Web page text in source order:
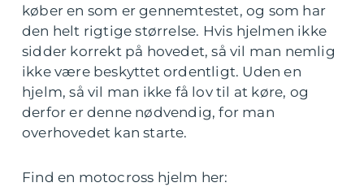
køber en som er gennemtestet, og som har
den helt rigtige størrelse. Hvis hjelmen ikke
sidder korrekt på hovedet, så vil man nemlig
ikke være beskyttet ordentligt. Uden en
hjelm, så vil man ikke få lov til at køre, og
derfor er denne nødvendig, for man
overhovedet kan starte.
Find en motocross hjelm her: